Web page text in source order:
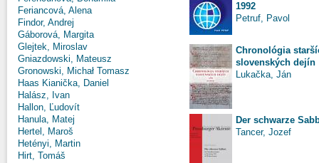
Feriancová, Alena
Findor, Andrej
Gáborová, Margita
Glejtek, Miroslav
Gniazdowski, Mateusz
Gronowski, Michał Tomasz
Haas Kianička, Daniel
Halász, Ivan
Hallon, Ľudovít
Hanula, Matej
Hertel, Maroš
Hetényi, Martin
Hirt, Tomáš
1992
Petruf, Pavol
Chronológia
slovenských dejín
Lukačka, Ján
Der schwarze
Tancer, Jozef